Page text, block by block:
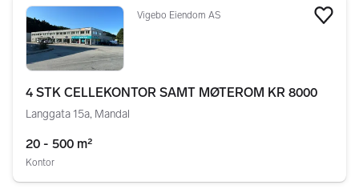
Vigebo Eiendom AS
4 STK CELLEKONTOR SAMT MØTEROM KR 8000
Langgata 15a, Mandal
20 - 500 m²
Kontor